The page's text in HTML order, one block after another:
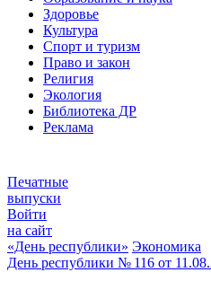
Здоровье
Культура
Спорт и туризм
Право и закон
Религия
Экология
Библиотека ДР
Реклама
Печатные
выпуски
Войти
на сайт
«День республики» Экономика
День республики № 116 от